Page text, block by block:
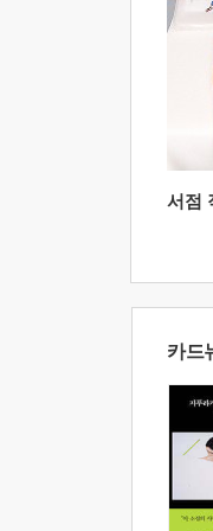
서점
카드